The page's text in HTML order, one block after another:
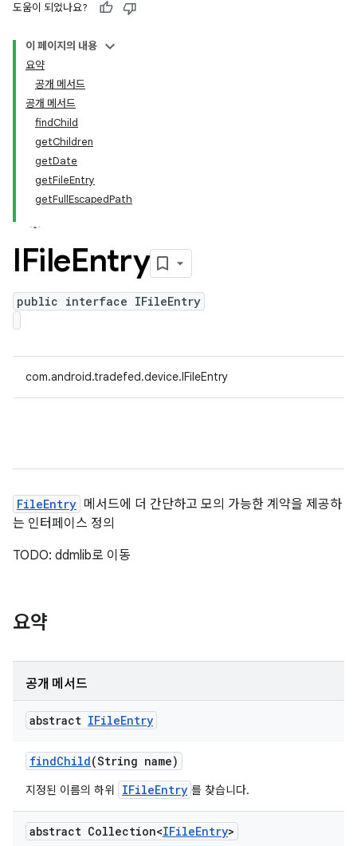
도움이 되었나요?
이 페이지의 내용
요약
공개 메서드
공개 메서드
findChild
getChildren
getDate
getFileEntry
getFullEscapedPath
IFileEntry
public interface IFileEntry
com.android.tradefed.device.IFileEntry
FileEntry 메서드에 더 간단하고 모의 가능한 계약을 제공하
는 인터페이스 정의
TODO: ddmlib로 이동
요약
공개 메서드
abstract IFileEntry
findChild(String name)
지정된 이름의 하위 IFileEntry 를 찾습니다.
abstract Collection<IFileEntry>